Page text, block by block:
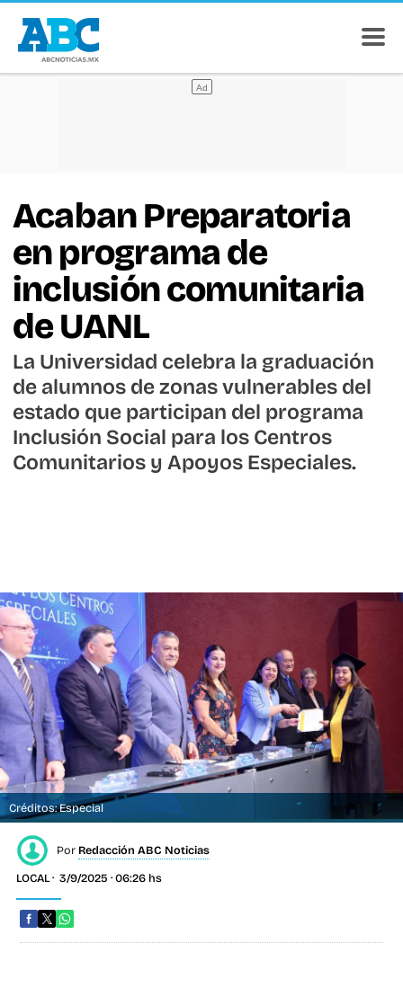
Acaban Preparatoria
en programa de
inclusión comunitaria
de UANL
La Universidad celebra la graduación
de alumnos de zonas vulnerables del
estado que participan del programa
Inclusión Social para los Centros
Comunitarios y Apoyos Especiales.
Créditos: Especial
Por Redacción ABC Noticias
LOCAL 3/9/2025 · 06:26 hs